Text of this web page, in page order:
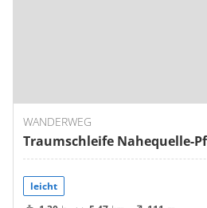
WANDERWEG
Traumschleife Nahequelle-
leicht